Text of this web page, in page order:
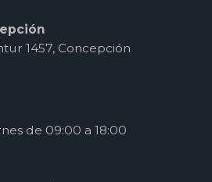
1457, Concepción
de 09:00 a 18:00